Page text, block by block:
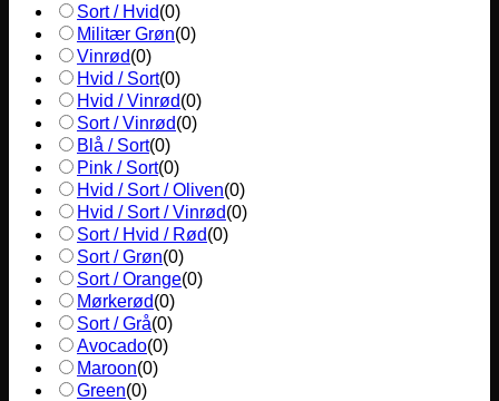
Sort / Hvid(0)
Militær Grøn(0)
Vinrød(0)
Hvid / Sort(0)
Hvid / Vinrød(0)
Sort / Vinrød(0)
Blå / Sort(0)
Pink / Sort(0)
Hvid / Sort / Oliven(0)
Hvid / Sort / Vinrød(0)
Sort / Hvid / Rød(0)
Sort / Grøn(0)
Sort / Orange(0)
Mørkerød(0)
Sort / Grå(0)
Avocado(0)
Maroon(0)
Green(0)